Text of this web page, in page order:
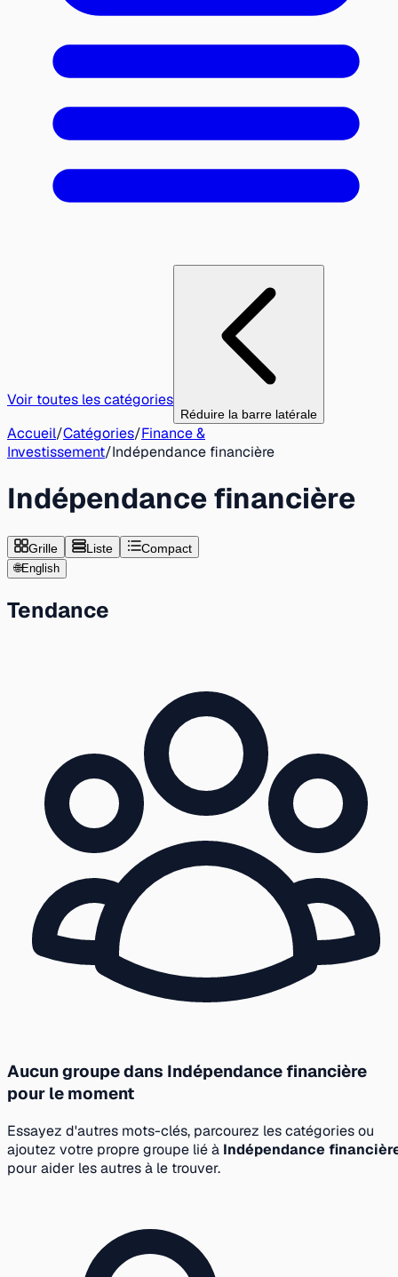
Voir toutes les catégories
Réduire la barre latérale
Accueil/Catégories/Finance &
Investissement/Indépendance financière
Indépendance financière
Grille Liste Compact
🌐English
Tendance
Aucun groupe dans Indépendance financière
pour le moment
Essayez d'autres mots-clés, parcourez les catégories ou
ajoutez votre propre groupe lié à Indépendance
pour aider les autres à le trouver.